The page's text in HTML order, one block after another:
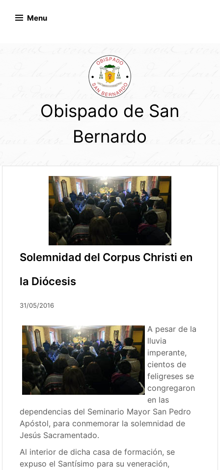
Menu
Obispado de San
Bernardo
Solemnidad del Corpus Christi en
la Diócesis
31/05/2016
A pesar de la
lluvia
imperante,
cientos de
feligreses se
congregaron
en las
dependencias del Seminario Mayor San Pedro
Apóstol, para conmemorar la solemnidad de
Jesús Sacramentado.
Al interior de dicha casa de formación, se
expuso el Santísimo para su veneración,